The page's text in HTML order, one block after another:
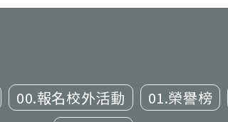
00.報名校外活動 01.榮譽榜